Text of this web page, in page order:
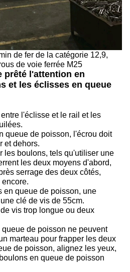
de fer de la catégorie 12,9,
de voie ferrée M25
prêté l'attention en
et les éclisses en queue
l'éclisse et le rail et les
queue de poisson, l'écrou doit
et dehors.
les boulons, tels qu'utiliser une
les deux moyens d'abord,
serrage des deux côtés,
en queue de poisson, une
clé de vis de 55cm.
vis trop longue ou deux
de poisson ne peuvent
marteau pour frapper les deux
de poisson, alignez les yeux,
en queue de poisson